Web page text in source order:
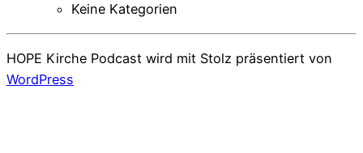
Keine Kategorien
HOPE Kirche Podcast wird mit Stolz präsentiert von
WordPress